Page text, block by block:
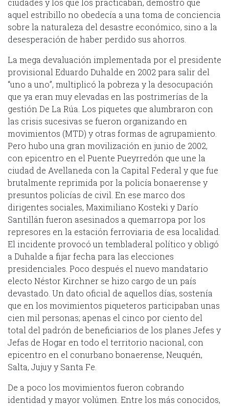
ciudades y los que los practicaban, demostró que
aquel estribillo no obedecía a una toma de conciencia
sobre la naturaleza del desastre económico, sino a la
desesperación de haber perdido sus ahorros.
La mega devaluación implementada por el presidente
provisional Eduardo Duhalde en 2002 para salir del
“uno a uno”, multiplicó la pobreza y la desocupación
que ya eran muy elevadas en las postrimerías de la
gestión De La Rúa. Los piquetes que alumbraron con
las crisis sucesivas se fueron organizando en
movimientos (MTD) y otras formas de agrupamiento.
Pero hubo una gran movilización en junio de 2002,
con epicentro en el Puente Pueyrredón que une la
ciudad de Avellaneda con la Capital Federal y que fue
brutalmente reprimida por la policía bonaerense y
presuntos policías de civil. En ese marco dos
dirigentes sociales, Maximiliano Kosteki y Darío
Santillán fueron asesinados a quemarropa por los
represores en la estación ferroviaria de esa localidad.
El incidente provocó un tembladeral político y obligó
a Duhalde a fijar fecha para las elecciones
presidenciales. Poco después el nuevo mandatario
electo Néstor Kirchner se hizo cargo de un país
devastado. Un dato oficial de aquellos días, sostenía
que en los movimientos piqueteros participaban unas
cien mil personas; apenas el cinco por ciento del
total del padrón de beneficiarios de los planes Jefes y
Jefas de Hogar en todo el territorio nacional, con
epicentro en el conurbano bonaerense, Neuquén,
Salta, Jujuy y Santa Fe.
De a poco los movimientos fueron cobrando
identidad y mayor volúmen. Entre los más conocidos,